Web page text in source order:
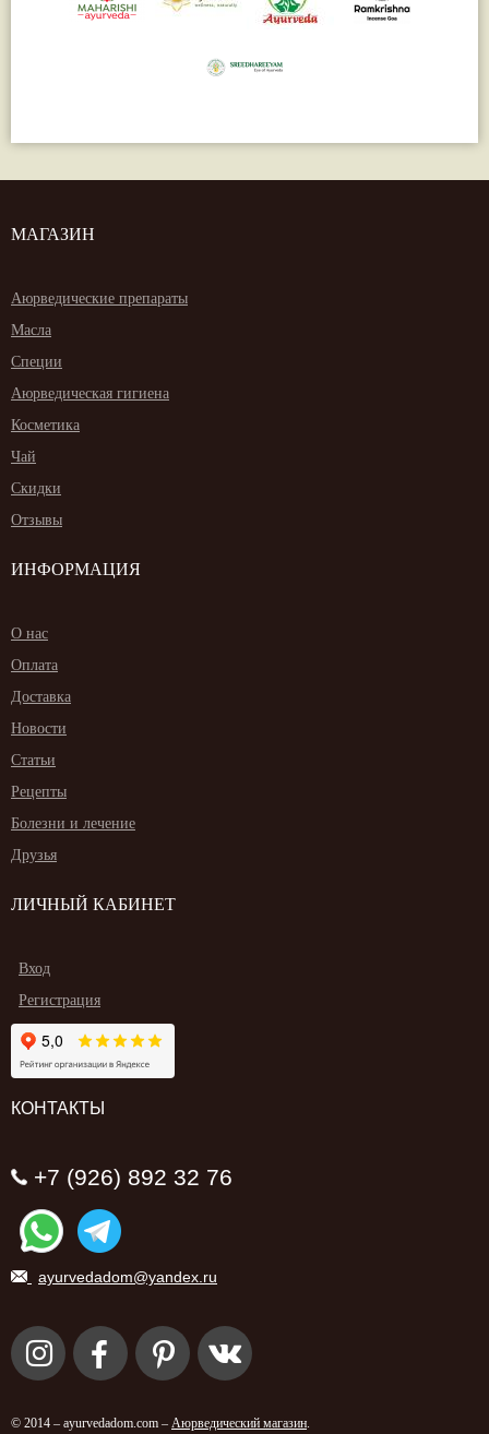
МАГАЗИН
Аюрведические препараты
Масла
Специи
Аюрведическая гигиена
Косметика
Чай
Скидки
Отзывы
ИНФОРМАЦИЯ
О нас
Оплата
Доставка
Новости
Статьи
Рецепты
Болезни и лечение
Друзья
ЛИЧНЫЙ КАБИНЕТ
Вход
Регистрация
КОНТАКТЫ
+7 (926) 892 32 76
ayurvedadom@yandex.ru
© 2014 – ayurvedadom.com – Аюрведический магазин